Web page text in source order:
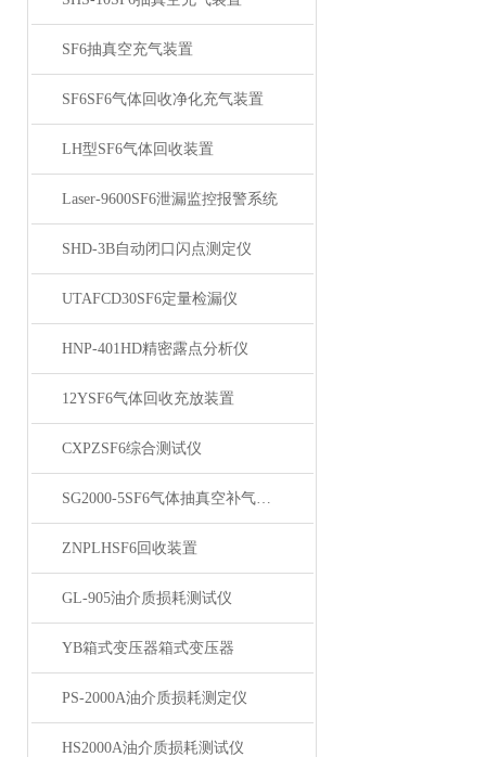
SF6抽真空充气装置
SF6SF6气体回收净化充气装置
LH型SF6气体回收装置
Laser-9600SF6泄漏监控报警系统
SHD-3B自动闭口闪点测定仪
UTAFCD30SF6定量检漏仪
HNP-401HD精密露点分析仪
12YSF6气体回收充放装置
CXPZSF6综合测试仪
SG2000-5SF6气体抽真空补气装置
ZNPLHSF6回收装置
GL-905油介质损耗测试仪
YB箱式变压器箱式变压器
PS-2000A油介质损耗测定仪
HS2000A油介质损耗测试仪